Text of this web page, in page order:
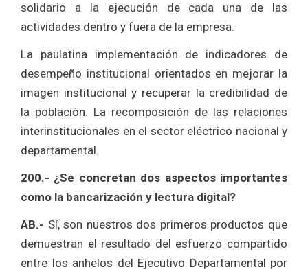
solidario a la ejecución de cada una de las
actividades dentro y fuera de la empresa.
La paulatina implementación de indicadores de
desempeño institucional orientados en mejorar la
imagen institucional y recuperar la credibilidad de
la población. La recomposición de las relaciones
interinstitucionales en el sector eléctrico nacional y
departamental.
200.- ¿Se concretan dos aspectos importantes
como la bancarización y lectura digital?
AB.- Sí, son nuestros dos primeros productos que
demuestran el resultado del esfuerzo compartido
entre los anhelos del Ejecutivo Departamental por